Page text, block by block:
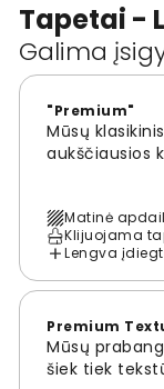
Tapetai -
Galima
"Premium"
Mūsų
aukščiausios
Matinė
Klijuojama
Lengva
Premium
Mūsų
šiek tiek